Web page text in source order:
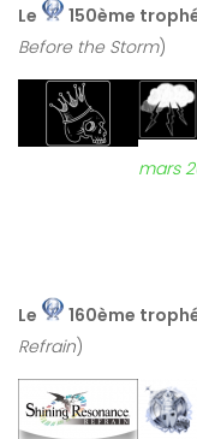
Le 150ème
Before the Storm)
mars
Le 160ème
Refrain)